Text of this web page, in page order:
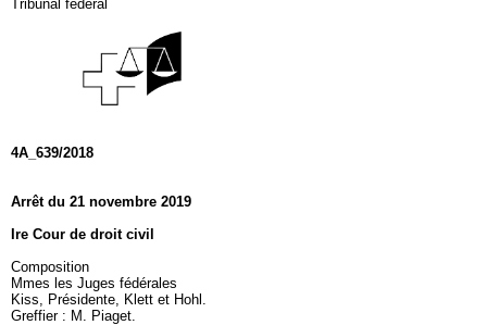
Tribunal federal
4A_639/2018
Arrêt du 21 novembre 2019
Ire Cour de droit civil
Composition
Mmes les Juges fédérales
Kiss, Présidente, Klett et Hohl.
Greffier : M. Piaget.